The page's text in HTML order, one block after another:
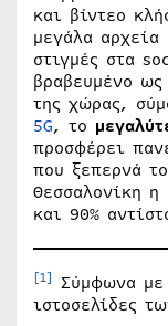
και βίντεο
μεγάλα αρχεία
στιγμές στα
βραβευμένο ως
της χώρας,
5G, το
προσφέρει
που ξεπερνά
Θεσσαλονίκη
και 90%
[1] Σύμφωνα με
ιστοσελίδες